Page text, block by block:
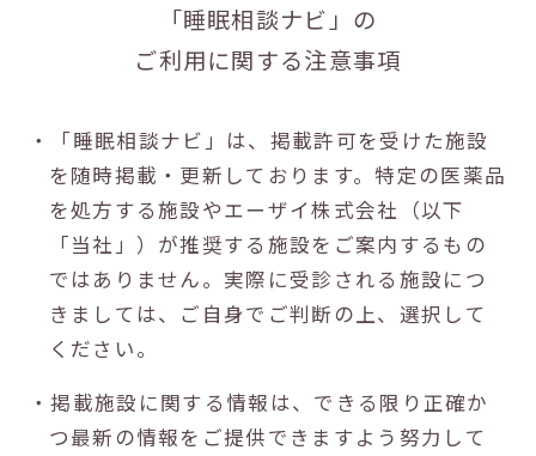
「睡眠相談ナビ」の
ご利用に関する注意事項
・「睡眠相談ナビ」は、掲載許可を受けた施設
を随時掲載・更新しております。特定の医薬品
を処方する施設やエーザイ株式会社（以下
「当社」）が推奨する施設をご案内するもの
ではありません。実際に受診される施設につ
きましては、ご自身でご判断の上、選択して
ください。
・掲載施設に関する情報は、できる限り正確か
つ最新の情報をご提供できますよう努力して